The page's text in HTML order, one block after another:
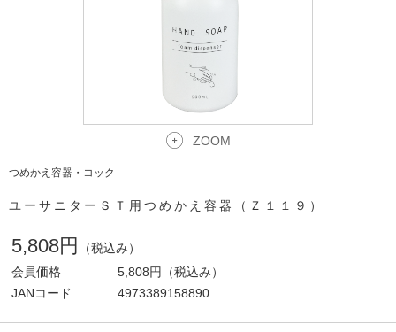
ZOOM
つめかえ容器・コック
ユーサニターＳＴ用つめかえ容器（Ｚ１１９）
5,808円
（税込み）
会員価格
5,808円
（税込み）
JANコード
4973389158890